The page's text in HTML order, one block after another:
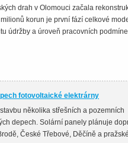
drah v Olomouci začala
korun je první fází celkové
údržby a úroveň pracovních
fotovoltaické elektrárny
několika střešních a pozemních
depech. Solární panely plánuje
České Třebové, Děčíně a